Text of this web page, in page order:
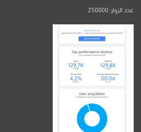
عدد الزوار: 250000